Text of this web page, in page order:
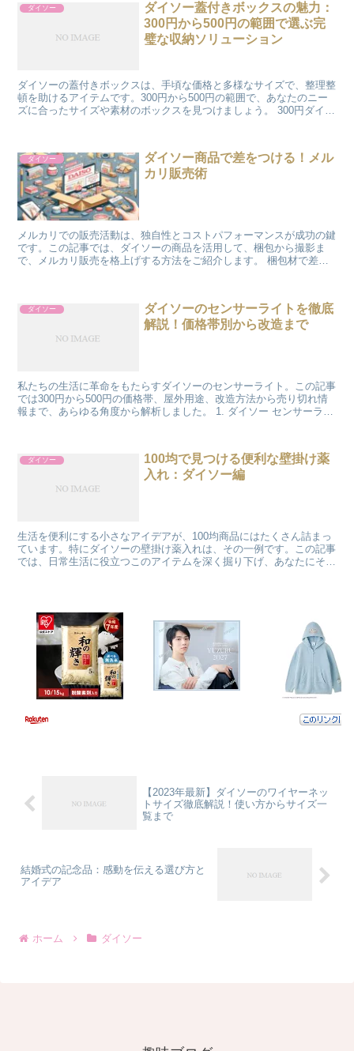
ダイソー
ダイソー蓋付きボックスの魅力：
300円から500円の範囲で選ぶ完
璧な収納ソリューション
ダイソーの蓋付きボックスは、手頃な価格と多様なサイズで、整理整
頓を助けるアイテムです。300円から500円の範囲で、あなたのニー
ズに合ったサイズや素材のボックスを見つけましょう。 300円ダイソ
ダイソー
ダイソー商品で差をつける！メル
カリ販売術
メルカリでの販売活動は、独自性とコストパフォーマンスが成功の鍵
です。この記事では、ダイソーの商品を活用して、梱包から撮影ま
で、メルカリ販売を格上げする方法をご紹介します。 梱包材で差を
ダイソー
ダイソーのセンサーライトを徹底
解説！価格帯別から改造まで
私たちの生活に革命をもたらすダイソーのセンサーライト。この記事
では300円から500円の価格帯、屋外用途、改造方法から売り切れ情
報まで、あらゆる角度から解析しました。 1. ダイソー センサーライ
ダイソー
100均で見つける便利な壁掛け薬
入れ：ダイソー編
生活を便利にする小さなアイデアが、100均商品にはたくさん詰まっ
ています。特にダイソーの壁掛け薬入れは、その一例です。この記事
では、日常生活に役立つこのアイテムを深く掘り下げ、あなたにその
【2023年最新】ダイソーのワイヤーネッ
トサイズ徹底解説！使い方からサイズ一
覧まで
結婚式の記念品：感動を伝える選び方と
アイデア
ホーム ダイソー